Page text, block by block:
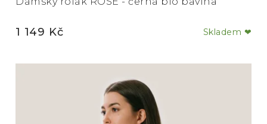
Skladem ❤
1 149 Kč